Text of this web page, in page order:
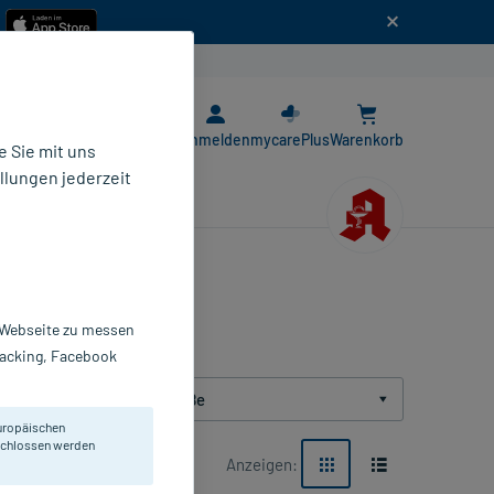
AnmeldenmycarePlusWarenkorb
Packungsgröße
Anzeigen:
Sie mit uns
jederzeit
zu messen
Facebook
werden